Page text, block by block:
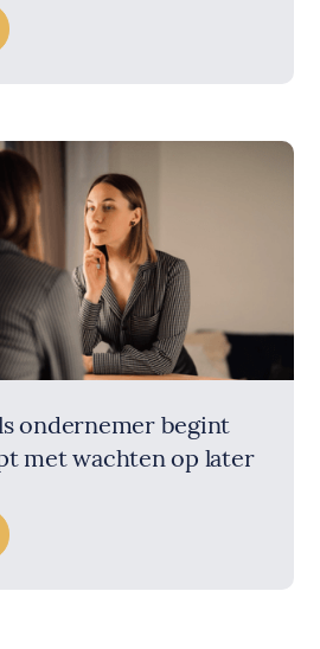
ondernemer begint
met wachten op later